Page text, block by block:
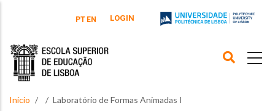
PT EN LOGIN
Início Laboratório de Formas Animadas I